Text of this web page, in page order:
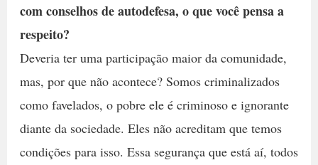
com conselhos de autodefesa, o que você pensa a
respeito?
Deveria ter uma participação maior da comunidade,
mas, por que não acontece? Somos criminalizados
como favelados, o pobre ele é criminoso e ignorante
diante da sociedade. Eles não acreditam que temos
condições para isso. Essa segurança que está aí, todos